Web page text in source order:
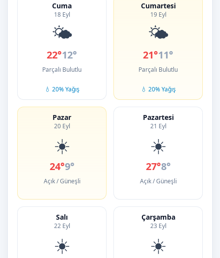
Cuma
18 Eyl
🌤️
22°12°
Parçalı Bulutlu
💧 20% Yağış
Cumartesi
19 Eyl
🌤️
21°11°
Parçalı Bulutlu
💧 20% Yağış
Pazar
20 Eyl
☀️
24°9°
Açık / Güneşli
Pazartesi
21 Eyl
☀️
27°8°
Açık / Güneşli
Salı
22 Eyl
☀️
Çarşamba
23 Eyl
☀️